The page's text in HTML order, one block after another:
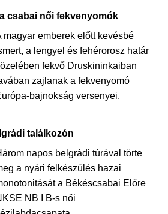
csabai női fekvenyomók
magyar emberek előtt kevésbé
a lengyel és fehérorosz határ
fekvő Druskininkaiban
zajlanak a fekvenyomó
bajnokság versenyei.
találkozón
napos belgrádi túrával törte
a nyári felkészülés hazai
a Békéscsabai Előre
NB I B-s női